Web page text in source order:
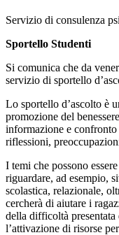
Servizio di consulenza
Sportello Studenti
Si comunica che da
servizio di sportello
Lo sportello d’ascolto è
promozione del
informazione e
riflessioni,
I temi che possono
riguardare, ad esempio,
scolastica, relazionale,
cercherà di aiutare i
della difficoltà
l’attivazione di risorse